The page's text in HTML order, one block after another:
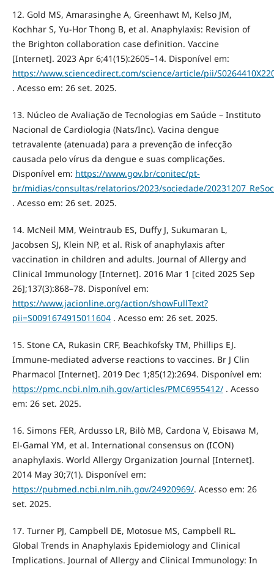
12. Gold MS, Amarasinghe A, Greenhawt M, Kelso JM,
Kochhar S, Yu-Hor Thong B, et al. Anaphylaxis: Revision of
the Brighton collaboration case definition. Vaccine
[Internet]. 2023 Apr 6;41(15):2605–14. Disponível em:
https://www.sciencedirect.com/science/article/pii/
. Acesso em: 26 set. 2025.
13. Núcleo de Avaliação de Tecnologias em Saúde – Instituto
Nacional de Cardiologia (Nats/Inc). Vacina dengue
tetravalente (atenuada) para a prevenção de infecção
causada pelo vírus da dengue e suas complicações.
Disponível em: https://www.gov.br/conitec/pt-
br/midias/consultas/relatorios/2023/sociedade/
. Acesso em: 26 set. 2025.
14. McNeil MM, Weintraub ES, Duffy J, Sukumaran L,
Jacobsen SJ, Klein NP, et al. Risk of anaphylaxis after
vaccination in children and adults. Journal of Allergy and
Clinical Immunology [Internet]. 2016 Mar 1 [cited 2025 Sep
26];137(3):868–78. Disponível em:
https://www.jacionline.org/action/showFullText?
pii=S0091674915011604. Acesso em: 26 set. 2025.
15. Stone CA, Rukasin CRF, Beachkofsky TM, Phillips EJ.
Immune‐mediated adverse reactions to vaccines. Br J Clin
Pharmacol [Internet]. 2019 Dec 1;85(12):2694. Disponível em:
https://pmc.ncbi.nlm.nih.gov/articles/PMC6955412/. Acesso
em: 26 set. 2025.
16. Simons FER, Ardusso LR, Bilò MB, Cardona V, Ebisawa M,
El-Gamal YM, et al. International consensus on (ICON)
anaphylaxis. World Allergy Organization Journal [Internet].
2014 May 30;7(1). Disponível em:
https://pubmed.ncbi.nlm.nih.gov/24920969/. Acesso em: 26
set. 2025.
17. Turner PJ, Campbell DE, Motosue MS, Campbell RL.
Global Trends in Anaphylaxis Epidemiology and Clinical
Implications. Journal of Allergy and Clinical Immunology: In